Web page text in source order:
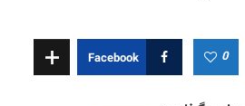
0
Facebook